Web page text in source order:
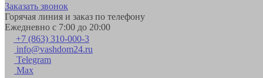
Заказать звонок
Горячая линия и заказ по телефону
Ежедневно с 7:00 до 20:00
+7 (863) 310-000-3
info@vashdom24.ru
Telegram
Max